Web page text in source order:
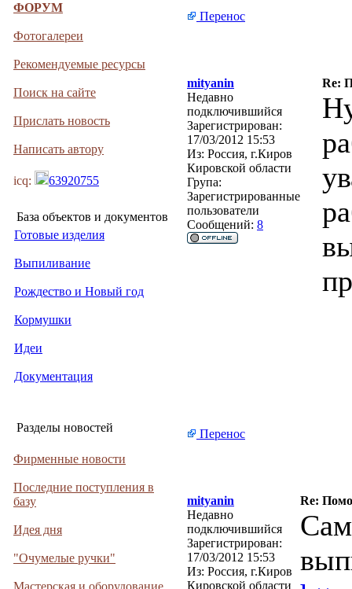
ФОРУМ
Фотогалереи
Рекомендуемые ресурсы
Поиск на сайте
Прислать новость
Написать автору
icq: 63920755
База объектов и документов
Готовые изделия
Выпиливание
Рождество и Новый год
Кормушки
Идеи
Документация
Разделы новостей
Фирменные новости
Последние поступления в
базу
Идея дня
"Очумелые ручки"
Мастерская и оборудование
Перенос
mityanin
Re:
Недавно
подключившийся
Зарегистрирован:
17/03/2012 15:53
Из: Россия, г.Киров
Кировской области
Група:
Зарегистрированные
пользователи
Сообщений: 8
Перенос
mityanin
Re:
Недавно
подключившийся
Зарегистрирован:
17/03/2012 15:53
Из: Россия, г.Киров
Кировской области